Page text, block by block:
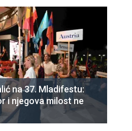
na 37. Mladifestu:
i njegova milost ne